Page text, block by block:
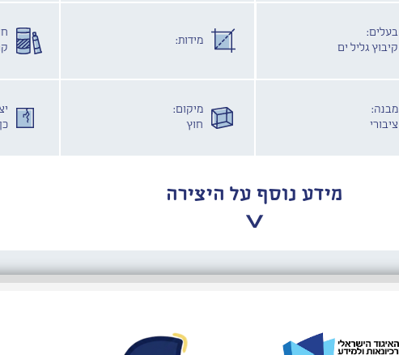
בעלים:
קיבוץ גליל ים
מידות:
מבנה:
ציבורי
מיקום:
חוץ
כן
מידע נוסף על היצירה